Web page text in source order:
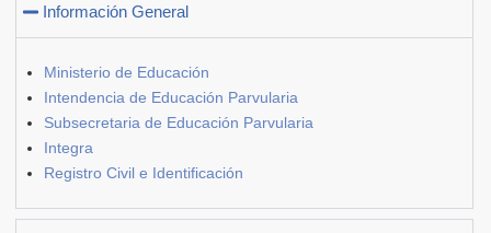
Información General
Ministerio de Educación
Intendencia de Educación Parvularia
Subsecretaria de Educación Parvularia
Integra
Registro Civil e Identificación